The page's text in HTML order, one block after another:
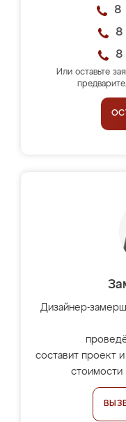
8
8
8
Или оставьте
Дизайнер-
составит проект